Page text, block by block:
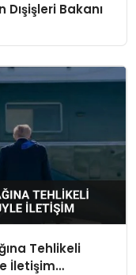
Bakanı
Tehlikeli
İletişim